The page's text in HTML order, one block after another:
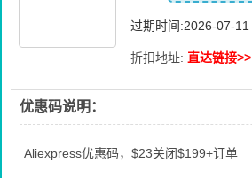
过期时间:2026-07-11
折扣地址: 直达链接>>
优惠码说明：
Aliexpress优惠码，$23关闭$199+订单